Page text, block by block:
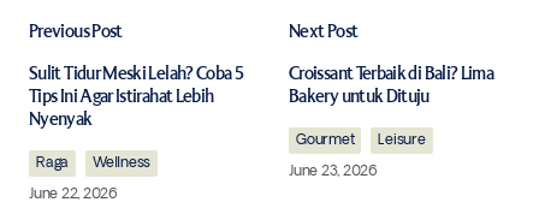
Required fields are marked*
Previous Post
Sulit Tidur Meski Lelah? Coba 5
Tips Ini Agar Istirahat Lebih
Nyenyak
Raga
Wellness
June 22, 2026
Next Post
Croissant Terbaik di Bali? Lima
Bakery untuk Dituju
Gourmet
Leisure
June 23, 2026